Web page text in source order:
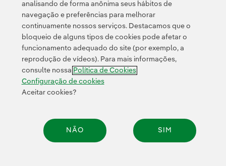
Contato Clientes Política de Privacidade Informação legal
Política de cookies Configuração de cookies
Canal de denúncias
analisando de forma anônima seus hábitos de
navegação e preferências para melhorar
continuamente nossos serviços. Destacamos que o
bloqueio de alguns tipos de cookies pode afetar o
funcionamento adequado do site (por exemplo, a
reprodução de vídeos). Para mais informações,
consulte nossa Política de Cookies
Configuração de cookies
Aceitar cookies?
NÃO SIM